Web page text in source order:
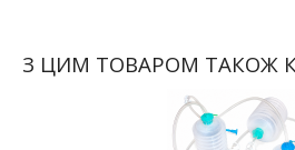
З ЦИМ ТОВАРОМ ТАКОЖ